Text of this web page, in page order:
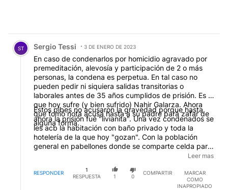
Comentario de Sergio Tessi.
ST Sergio Tessi 3 DE ENERO DE 2023
En caso de condenarlos por homicidio agravado por
premeditación, alevosía y participación de 2 o más
personas, la condena es perpetua. En tal caso no
pueden pedir ni siquiera salidas transitorias o
laborales antes de 35 años cumplidos de prisión. Es lo
que hoy sufre (y bien sufrido) Nahir Galarza. Ahora
que tomó nota acusa hasta a su padre para zafar de
alguna forma.
Estos pibes no acusaron la gravedad porque hasta
ahora la prisión fué "livianita". Una vez condenados se
les acb la habitación con baño privado y toda la
hotelería de la que hoy "gozan". Con la población
general en pabellones donde se comparte celda para
dos hasta con 8 "compañeres" que les darán una muy
buena bienvenida. Eso, siempre y cuando no les den
reclusión perpetua, en cuyo caso las condiciones son
mucho más duras aún. De esta forma pagarán todos y
Leer mas
RESPONDER
1
RESPUESTA
1 0
COMPARTIR
MARCAR
COMO
INAPROPIADO